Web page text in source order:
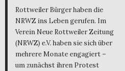
Rottweiler Bürger haben die
NRWZ ins Leben gerufen. Im
Verein Neue Rottweiler Zeitung
(NRWZ) e.V. haben sie sich über
mehrere Monate engagiert –
um zunächst ihren Protest